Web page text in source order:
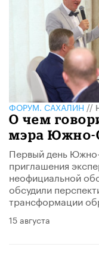
ФОРУМ. САХАЛИН//
О чем
мэра Южно-
Первый день
приглашения
неофициальной
обсудили
трансформации
15 августа